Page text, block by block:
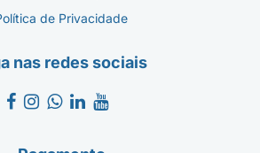
de Privacidade
nas redes sociais